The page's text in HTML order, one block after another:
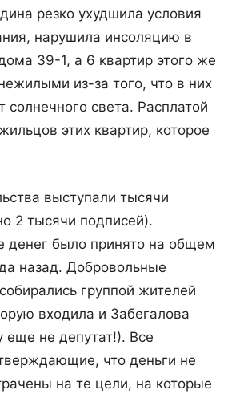
резко ухудшила условия
нарушила инсоляцию в
39-1, а 6 квартир этого же
из-за того, что в них
солнечного света. Расплатой
этих квартир, которое
выступали тысячи
2 тысячи подписей).
денег было принято на общем
назад. Добровольные
группой жителей
входила и Забегалова
еще не депутат!). Все
что деньги не
на те цели, на которые